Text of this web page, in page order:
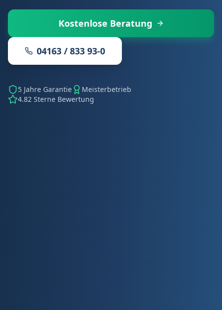
Kostenlose Beratung
04163 / 833 93-0
5 Jahre Garantie
Meisterbetrieb
4.82 Sterne Bewertung